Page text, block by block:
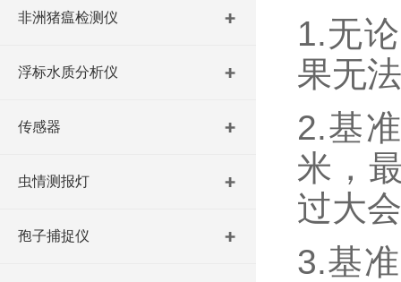
非洲猪瘟检测仪
浮标水质分析仪
传感器
虫情测报灯
孢子捕捉仪
1.无
果无
2.基
米，
过大
3.基